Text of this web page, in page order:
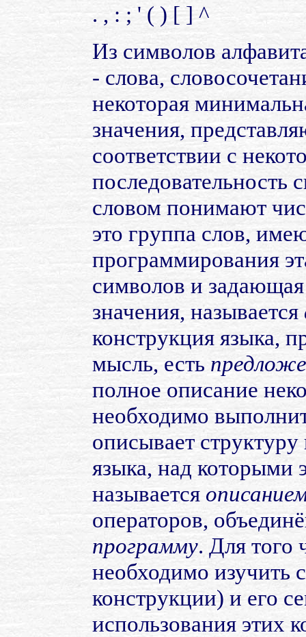
. , : ; ' ( ) [ ] ^
Из символов
- слова,
некоторая
значения,
соответствии с
последовательность
словом понимают
это группа слов,
программирования
символов и
значения, называется
конструкция языка,
мысль, есть
полное описание
необходимо
описывает
языка, над которыми
называется
операторов,
программу. Для того
необходимо изучить
конструкции) и его
использования этих